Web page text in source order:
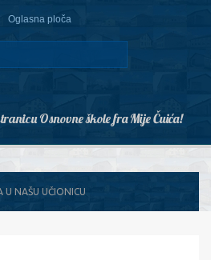
Oglasna ploča
Osnovne škole fra Mije Čuića!
U NAŠU UČIONICU